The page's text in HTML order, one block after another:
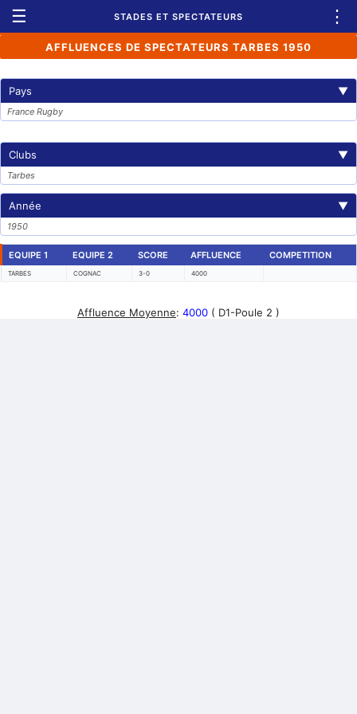
☰ STADES ET SPECTATEURS ⋮
AFFLUENCES DE SPECTATEURS TARBES 1950
Pays ▼
France Rugby
Clubs ▼
Tarbes
Année ▼
1950
EQUIPE 1 EQUIPE 2 SCORE AFFLUENCE COMPETITION
TARBES COGNAC 3-0 4000
Affluence Moyenne: 4000 ( D1-Poule 2 )